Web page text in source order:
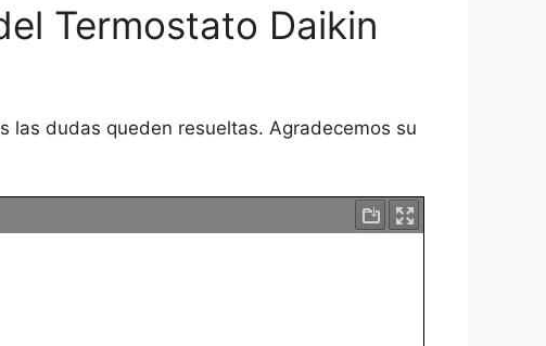
Termostato Daikin
las dudas queden resueltas. Agradecemos su